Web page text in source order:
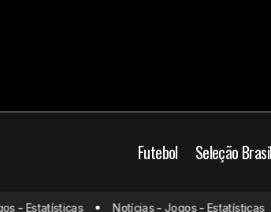
Futebol Seleção
Conmebol muda regra de desempate
Estatísticas Notícias - Jogos - Estatísticas